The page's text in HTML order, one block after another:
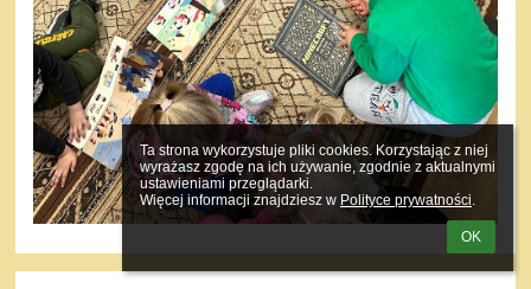
Ta strona wykorzystuje pliki cookies. Korzystając z niej
wyrażasz zgodę na ich używanie, zgodnie z aktualnymi
ustawieniami przeglądarki.
Więcej informacji znajdziesz w Polityce prywatności.
OK